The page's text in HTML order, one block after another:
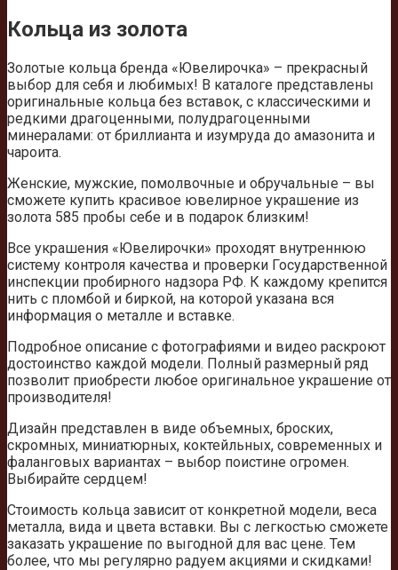
Кольца из золота
Золотые кольца бренда «Ювелирочка» – прекрасный
выбор для себя и любимых! В каталоге представлены
оригинальные кольца без вставок, с классическими и
редкими драгоценными, полудрагоценными
минералами: от бриллианта и изумруда до амазонита и
чароита.
Женские, мужские, помолвочные и обручальные – вы
сможете купить красивое ювелирное украшение из
золота 585 пробы себе и в подарок близким!
Все украшения «Ювелирочки» проходят внутреннюю
систему контроля качества и проверки Государственной
инспекции пробирного надзора РФ. К каждому крепится
нить с пломбой и биркой, на которой указана вся
информация о металле и вставке.
Подробное описание с фотографиями и видео раскроют
достоинство каждой модели. Полный размерный ряд
позволит приобрести любое оригинальное украшение от
производителя!
Дизайн представлен в виде объемных, броских,
скромных, миниатюрных, коктейльных, современных и
фаланговых вариантах – выбор поистине огромен.
Выбирайте сердцем!
Стоимость кольца зависит от конкретной модели, веса
металла, вида и цвета вставки. Вы с легкостью сможете
заказать украшение по выгодной для вас цене. Тем
более, что мы регулярно радуем акциями и скидками!